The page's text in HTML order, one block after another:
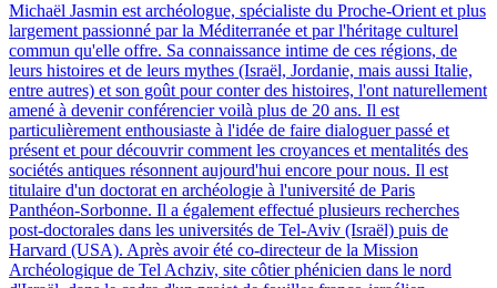
Michaël Jasmin est archéologue, spécialiste du Proche-Orient et plus
largement passionné par la Méditerranée et par l'héritage culturel
commun qu'elle offre. Sa connaissance intime de ces régions, de
leurs histoires et de leurs mythes (Israël, Jordanie, mais aussi Italie,
entre autres) et son goût pour conter des histoires, l'ont naturellement
amené à devenir conférencier voilà plus de 20 ans. Il est
particulièrement enthousiaste à l'idée de faire dialoguer passé et
présent et pour découvrir comment les croyances et mentalités des
sociétés antiques résonnent aujourd'hui encore pour nous. Il est
titulaire d'un doctorat en archéologie à l'université de Paris
Panthéon-Sorbonne. Il a également effectué plusieurs recherches
post-doctorales dans les universités de Tel-Aviv (Israël) puis de
Harvard (USA). Après avoir été co-directeur de la Mission
Archéologique de Tel Achziv, site côtier phénicien dans le nord